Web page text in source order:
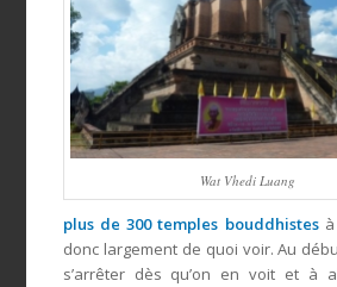
Wat Vhedi Luang
plus de 300 temples bouddhistesà
donc largement de quoi voir. Au
s’arrêter dès qu’on en voit et à